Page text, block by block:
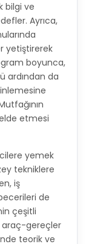
bilgi ve
Ayrıca,
yetiştirerek
boyunca,
ardından da
etmesi
yemek
tekniklere
iş
de
çeşitli
araç-gereçler
teorik ve